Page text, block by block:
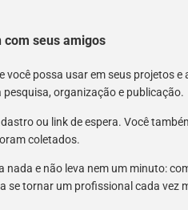
com seus amigos
possa usar em seus projetos
organização e publicação.
ou link de espera. Você
coletados.
e não leva nem um minuto:
se tornar um profissional cada vez